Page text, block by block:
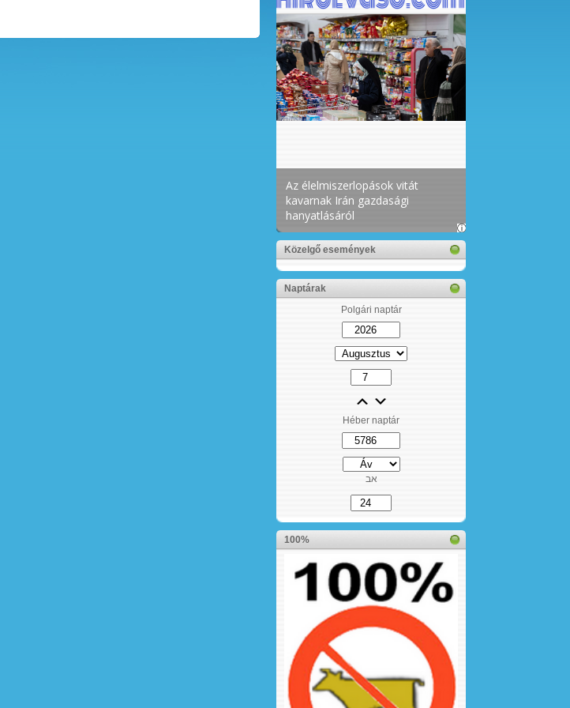
Közelgő események
Naptárak
Polgári naptár
Héber naptár
אב
100%